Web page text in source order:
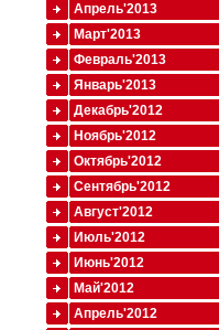
Апрель'2013
Март'2013
Февраль'2013
Январь'2013
Декабрь'2012
Ноябрь'2012
Октябрь'2012
Сентябрь'2012
Август'2012
Июль'2012
Июнь'2012
Май'2012
Апрель'2012